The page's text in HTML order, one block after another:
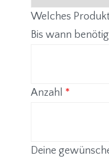
Welches
Bis wann
Anzahl *
Deine